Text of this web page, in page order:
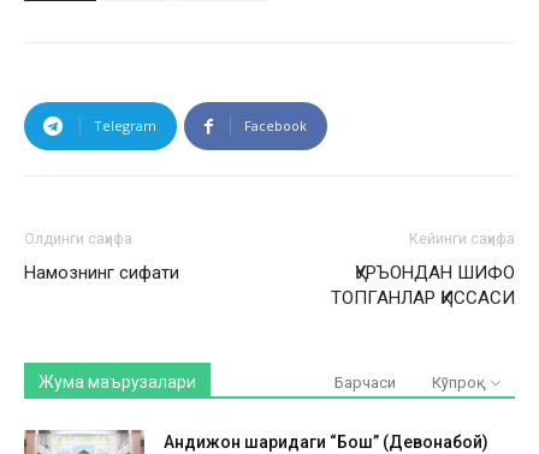
Telegram Facebook
Олдинги саҳифа
Намознинг сифати
Кейинги саҳифа
ҚУРЪОНДАН ШИФО
ТОПГАНЛАР ҚИССАСИ
Жума маърузалари Барчаси Кўпроқ
Андижон шаҳридаги “Бош” (Девонабой)